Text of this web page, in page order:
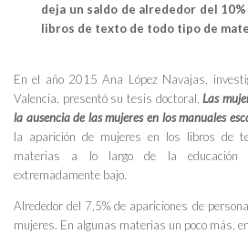
deja un saldo de alrededor del
libros de texto de todo tipo de
En el año 2015 Ana López Navajas,
Valencia, presentó su tesis doctoral,Las
la ausencia de las mujeres en los manuales
la aparición de mujeres en los libros de
materias a lo largo de la educación
extremadamente bajo.
Alrededor del 7,5% de apariciones de
mujeres. En algunas materias un poco más,